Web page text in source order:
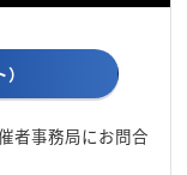
者事務局にお問合